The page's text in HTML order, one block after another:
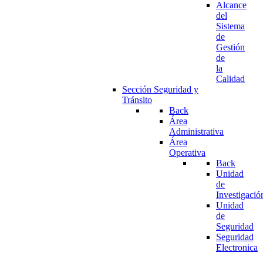
Alcance
del
Sistema
de
Gestión
de
la
Calidad
Sección Seguridad y
Tránsito
Back
Área
Administrativa
Área
Operativa
Back
Unidad
de
Unidad
de
Seguridad
Seguridad
Electronica